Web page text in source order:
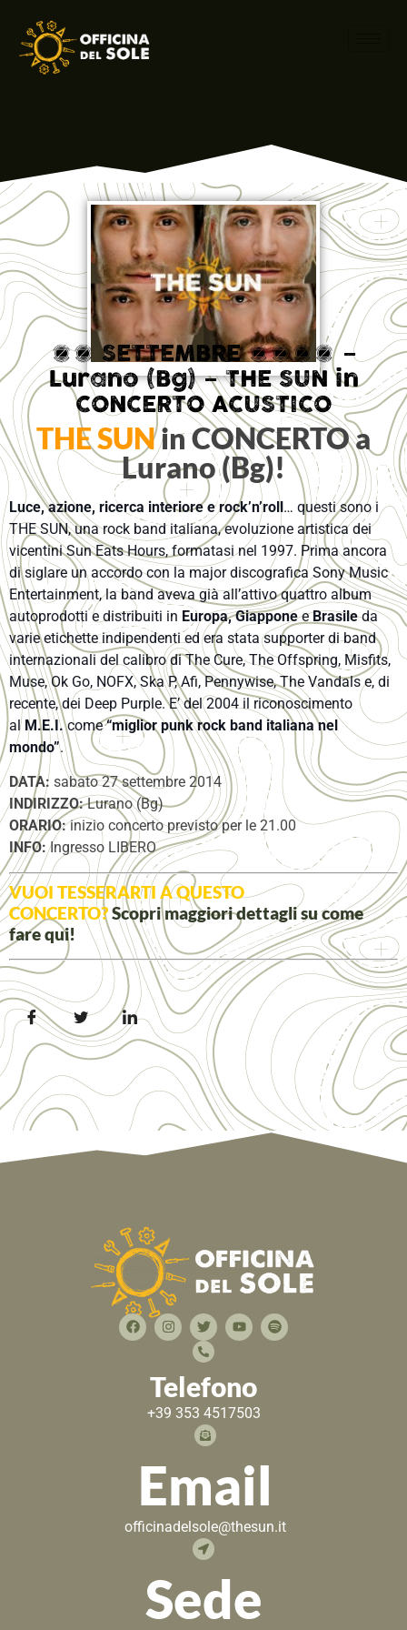
27 SETTEMBRE 2014 –
Lurano (Bg) – THE SUN in
CONCERTO ACUSTICO
THE SUNin CONCERTO a
Lurano (Bg)!
Luce, azione, ricerca interiore e rock’n’roll… questi sono i
THE SUN, una rock band italiana, evoluzione artistica dei
vicentini Sun Eats Hours, formatasi nel 1997. Prima ancora
di siglare un accordo con la major discografica Sony Music
Entertainment, la band aveva già all’attivo quattro album
autoprodotti e distribuiti in Europa, GiapponeeBrasileda
varie etichette indipendenti ed era stata supporter di band
internazionali del calibro di The Cure, The Offspring, Misfits,
Muse, Ok Go, NOFX, Ska P, Afi, Pennywise, The Vandals e, di
recente, dei Deep Purple. E’ del 2004 il riconoscimento
al M.E.I.come“miglior punk rock band italiana nel
mondo”.
DATA: sabato 27 settembre 2014
INDIRIZZO:Lurano (Bg)
ORARIO:inizio concerto previsto per le 21.00
INFO:Ingresso LIBERO
VUOI TESSERARTI A QUESTO
CONCERTO?Scopri maggiori dettagli su come
farequi!
Telefono
+39 353 4517503
Email
officinadelsole@thesun.it
Sede